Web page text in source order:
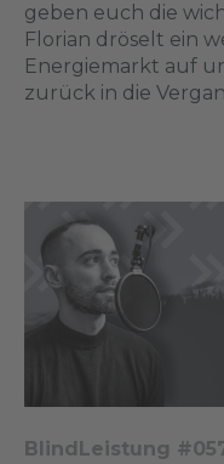
geben euch die
Florian dröselt ein
Energiemarkt auf
zurück in die
BlindLeistung